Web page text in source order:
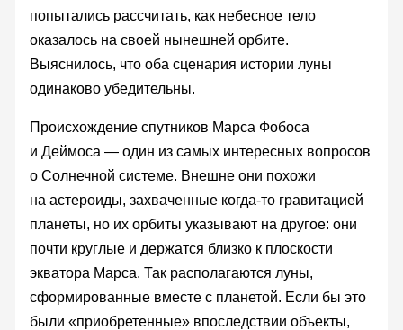
попытались рассчитать, как небесное тело
оказалось на своей нынешней орбите.
Выяснилось, что оба сценария истории луны
одинаково убедительны.
Происхождение спутников Марса Фобоса
и Деймоса — один из самых интересных вопросов
о Солнечной системе. Внешне они похожи
на астероиды, захваченные когда-то гравитацией
планеты, но их орбиты указывают на другое: они
почти круглые и держатся близко к плоскости
экватора Марса. Так располагаются луны,
сформированные вместе с планетой. Если бы это
были «приобретенные» впоследствии объекты,